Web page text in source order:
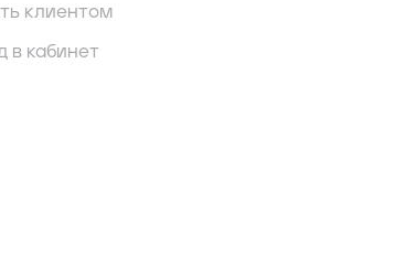
клиентом
в кабинет